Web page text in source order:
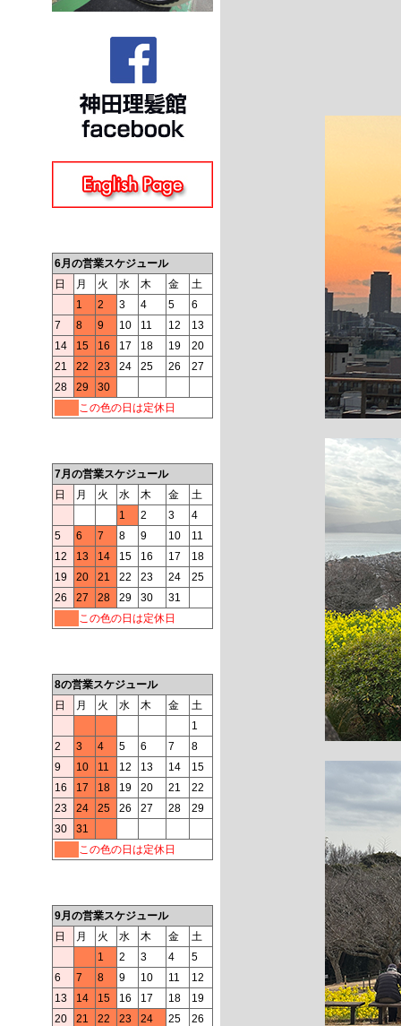
6月の営業スケジュール
日
月 火 水 木 金
土
1
2 3 4 5
6
7
8 9 10 11 12
13
14
15 16 17 18 19
20
21
22 23 24 25 26
27
28
29
30
この色の日は定休日
7月の営業スケジュール
日
月 火 水 木 金
土
1
2 3
4
5
6 7 8 9 10
11
12
13 14 15 16 17
18
19
20 21 22 23 24
25
26
27 28 29 30
31
この色の日は定休日
8の営業スケジュール
日
月 火 水 木 金
土
1
2
3 4 5 6 7
8
9
10 11 12 13 14
15
16
17 18 19 20 21
22
23
24 25 26 27 28
29
30
31
この色の日は定休日
9月の営業スケジュール
日
月 火 水 木 金
土
1
2 3 4
5
6
7 8 9 10 11
12
13
14 15 16 17 18
19
20
21 22 23 24 25
26